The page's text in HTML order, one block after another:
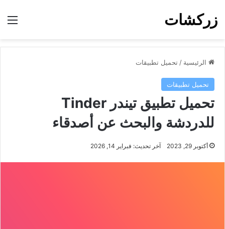
زركشات
الرئيسية / تحميل تطبيقات
تحميل تطبيقات
تحميل تطبيق تيندر Tinder
للدردشة والبحث عن أصدقاء
أكتوبر 29, 2023 آخر تحديث: فبراير 14, 2026